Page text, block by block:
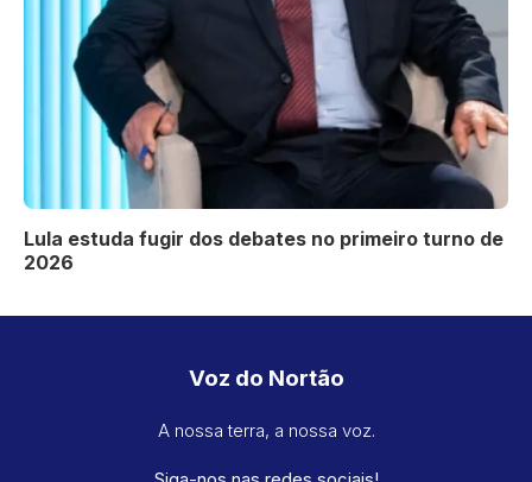
Lula estuda fugir dos debates no primeiro turno de
2026
Voz do Nortão
A nossa terra, a nossa voz.